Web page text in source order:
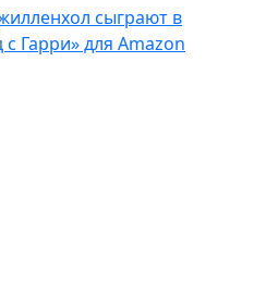
сыграют в
Гарри» для Amazon